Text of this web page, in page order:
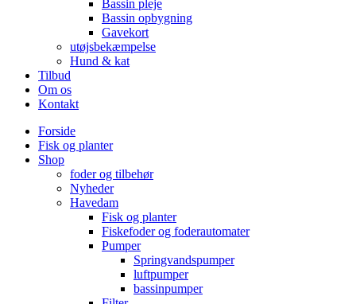
Bassin pleje
Bassin opbygning
Gavekort
utøjsbekæmpelse
Hund & kat
Tilbud
Om os
Kontakt
Forside
Fisk og planter
Shop
foder og tilbehør
Nyheder
Havedam
Fisk og planter
Fiskefoder og foderautomater
Pumper
Springvandspumper
luftpumper
bassinpumper